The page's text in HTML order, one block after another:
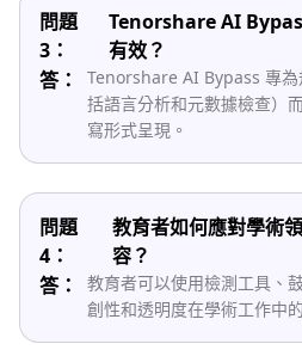
問題
3：
Tenorshare AI
有效？
答：
Tenorshare AI Bypass 專
括語言分析和元數據檢查）
寫形式呈現。
問題
4：
教育者如何應對學術
容？
答：
教育者可以使用檢測工具、
創性和透明度在學術工作中